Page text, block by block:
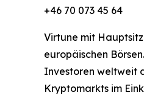
+46 70 073 45 64
Virtune mit
europäischen
Investoren weltweit
Kryptomarkts im